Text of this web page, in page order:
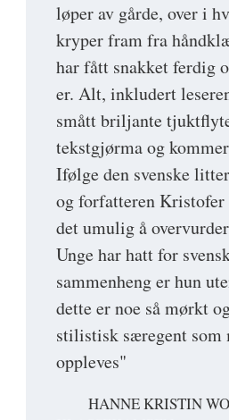
løper av gårde, over i
kryper fram fra
har fått snakket ferdig
er. Alt, inkludert
smått briljante
tekstgjørma og
Ifølge den svenske
og forfatteren
det umulig å
Unge har hatt for
sammenheng er hun
dette er noe så mørkt
stilistisk særegent som
oppleves"
HANNE KRISTIN